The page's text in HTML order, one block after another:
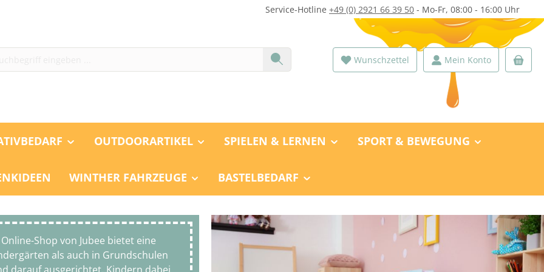
Service-Hotline +49 (0) 2921 66 39 50 - Mo-Fr, 08:00 - 16:00 Uhr
Wunschzettel Du hast 0 Produkte auf dem
Mein Konto
OUTDOORARTIKEL SPIELEN & LERNEN SPORT & BEWEGUNG
WINTHER FAHRZEUGE BASTELBEDARF
Shop von Jubee bietet eine
als auch in Grundschulen